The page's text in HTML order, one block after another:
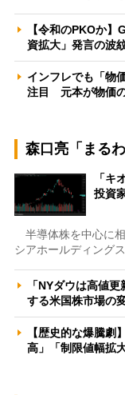
【令和のPKOか
資拡大」発言の
インフレでも「物
注目 元本が物価
森口亮「まる
「キ
投資
半導体株を中心に
シアホールディング
「NYダウは高値
する米国株市場
【歴史的な爆騰劇
高」「制限値幅